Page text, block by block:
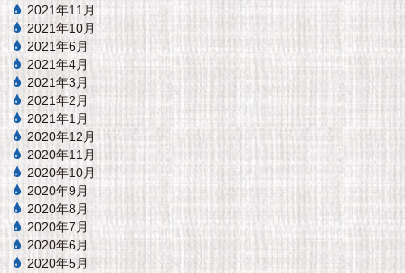
2021年11月
2021年10月
2021年6月
2021年4月
2021年3月
2021年2月
2021年1月
2020年12月
2020年11月
2020年10月
2020年9月
2020年8月
2020年7月
2020年6月
2020年5月